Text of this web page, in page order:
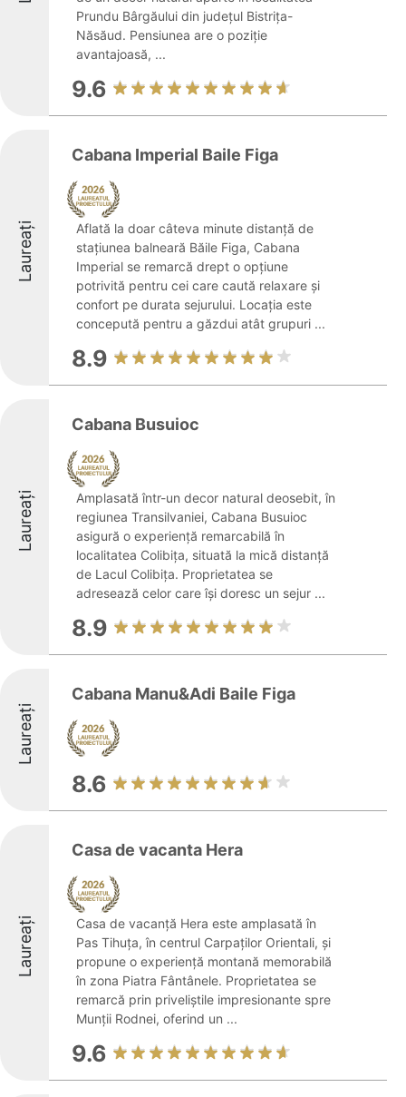
Prundu Bârgăului din județul Bistrița-
Năsăud. Pensiunea are o poziție
avantajoasă, ...
9.6
Laureați
Cabana Imperial Baile Figa
Aflată la doar câteva minute distanță de
stațiunea balneară Băile Figa, Cabana
Imperial se remarcă drept o opțiune
potrivită pentru cei care caută relaxare și
confort pe durata sejurului. Locația este
concepută pentru a găzdui atât grupuri ...
8.9
Laureați
Cabana Busuioc
Amplasată într-un decor natural deosebit, în
regiunea Transilvaniei, Cabana Busuioc
asigură o experiență remarcabilă în
localitatea Colibița, situată la mică distanță
de Lacul Colibița. Proprietatea se
adresează celor care își doresc un sejur ...
8.9
Laureați
Cabana Manu&Adi Baile Figa
8.6
Laureați
Casa de vacanta Hera
Casa de vacanță Hera este amplasată în
Pas Tihuța, în centrul Carpaților Orientali, și
propune o experiență montană memorabilă
în zona Piatra Fântânele. Proprietatea se
remarcă prin priveliștile impresionante spre
Munții Rodnei, oferind un ...
9.6